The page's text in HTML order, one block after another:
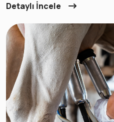
Detaylı İncele